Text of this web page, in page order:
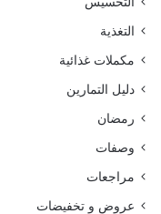
التغذية
مكملات غذائية
دليل التمارين
رمضان
وصفات
مراجعات
عروض و تخفيضات